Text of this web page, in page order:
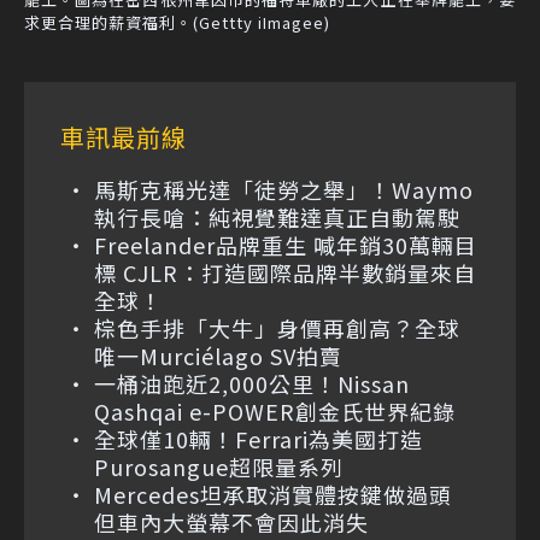
求更合理的薪資福利。(Gettty iImagee)
車訊最前線
馬斯克稱光達「徒勞之舉」！Waymo
執行長嗆：純視覺難達真正自動駕駛
Freelander品牌重生 喊年銷30萬輛目
標 CJLR：打造國際品牌半數銷量來自
全球！
棕色手排「大牛」身價再創高？全球
唯一Murciélago SV拍賣
一桶油跑近2,000公里！Nissan
Qashqai e-POWER創金氏世界紀錄
全球僅10輛！Ferrari為美國打造
Purosangue超限量系列
Mercedes坦承取消實體按鍵做過頭
但車內大螢幕不會因此消失